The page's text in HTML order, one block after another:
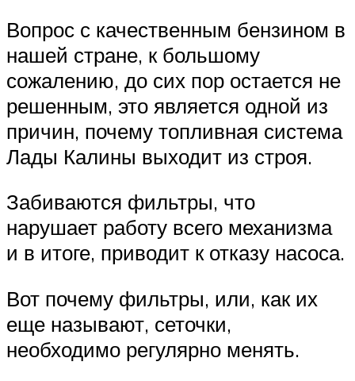
Вопрос с качественным бензином в
нашей стране, к большому
сожалению, до сих пор остается не
решенным, это является одной из
причин, почему топливная система
Лады Калины выходит из строя.
Забиваются фильтры, что
нарушает работу всего механизма
и в итоге, приводит к отказу насоса.
Вот почему фильтры, или, как их
еще называют, сеточки,
необходимо регулярно менять.